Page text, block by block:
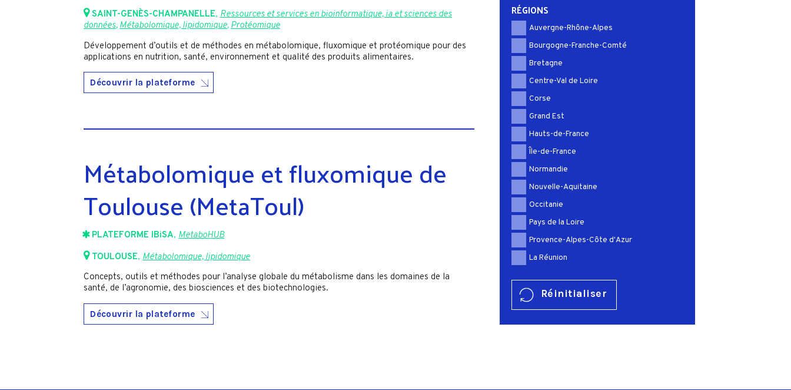
SAINT-GENÈS-CHAMPANELLE,Ressources et services en bioinformatique, ia et sciences des
données,Métabolomique, lipidomique,Protéomique
Développement d’outils et de méthodes en métabolomique, fluxomique et protéomique pour des
applications en nutrition, santé, environnement et qualité des produits alimentaires.
Découvrir la plateforme
Métabolomique et fluxomique de
Toulouse (MetaToul)
PLATEFORME IBiSA,MetaboHUB
TOULOUSE,Métabolomique, lipidomique
Concepts, outils et méthodes pour l’analyse globale du métabolisme dans les domaines de la
santé, de l’agronomie, des biosciences et des biotechnologies.
Découvrir la plateforme
RÉGIONS
Auvergne-Rhône-Alpes
Bourgogne-Franche-Comté
Bretagne
Centre-Val de Loire
Corse
Grand Est
Hauts-de-France
Île-de-France
Normandie
Nouvelle-Aquitaine
Occitanie
Pays de la Loire
Provence-Alpes-Côte d'Azur
La Réunion
Réinitialiser